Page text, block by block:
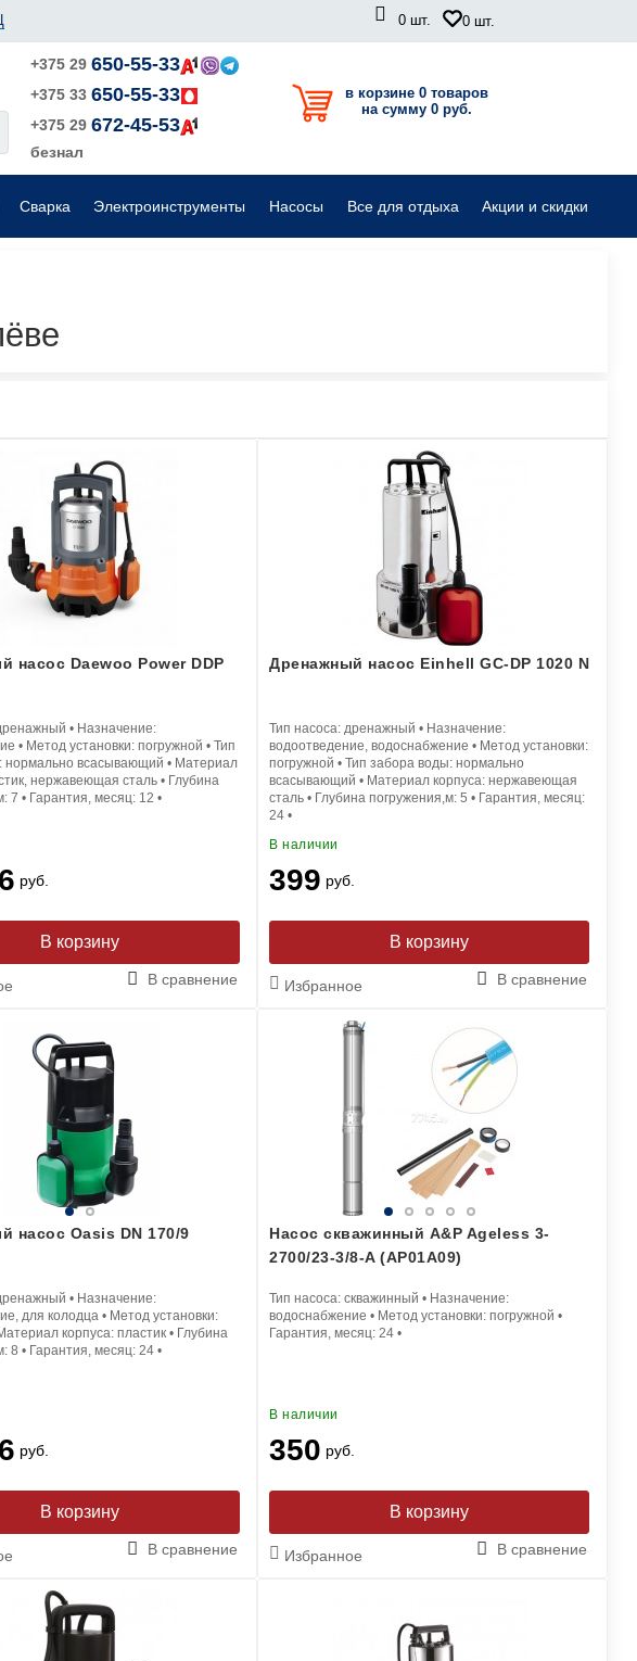
0 шт. 0 шт.
+375 29 650-55-33
+375 33 650-55-33
+375 29 672-45-53
безнал
в корзине 0 товаров
на сумму 0 руб.
измельчители
Комплектующие для садовой техники
Сварка Электроинструменты
машины
Насосы Все для отдыха Акции и скидки
насос Daewoo Power DDP
• Назначение:
• Метод установки: погружной • Тип
нормально всасывающий • Материал
нержавеющая сталь• Глубина
7 • Гарантия, месяц: 12 •
руб.
В корзину
В сравнение
Дренажный насос Einhell GC-DP 1020 N
Тип насоса:дренажный • Назначение:
водоотведение, водоснабжение • Метод установки:
погружной •Тип забора воды:нормально
всасывающий • Материал корпуса:нержавеющая
сталь • Глубина погружения,м:5 • Гарантия, месяц:
24 •
В наличии
399 руб.
В корзину
Избранное В сравнение
насос Oasis DN 170/9
• Назначение:
для колодца• Метод установки:
корпуса: пластик• Глубина
8 • Гарантия, месяц: 24•
руб.
В корзину
В сравнение
Насос скважинный A&P Ageless 3-
2700/23-3/8-A (AP01A09)
Тип насоса:скважинный • Назначение:
водоснабжение • Метод установки:погружной •
Гарантия, месяц:24 •
В наличии
350 руб.
В корзину
Избранное В сравнение